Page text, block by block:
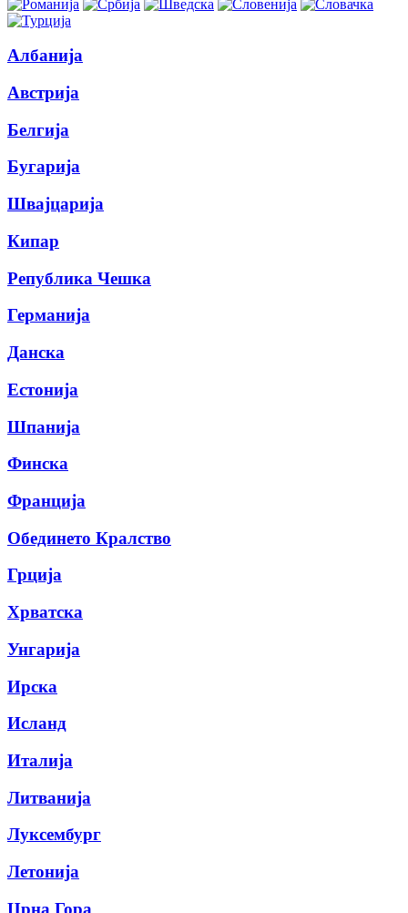
Албанија
Австрија
Белгија
Бугарија
Швајцарија
Кипар
Република Чешка
Германија
Данска
Естонија
Шпанија
Финска
Франција
Обединето Кралство
Грција
Хрватска
Унгарија
Ирска
Исланд
Италија
Литванија
Луксембург
Летонија
Црна Гора